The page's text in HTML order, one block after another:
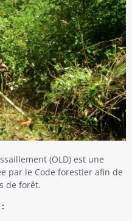
(OLD) est une
par le Code forestier afin de
de forêt.